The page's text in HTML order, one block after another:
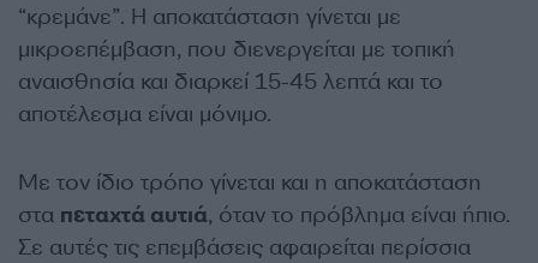
“κρεμάνε”. Η αποκατάσταση γίνεται με
μικροεπέμβαση, που διενεργείται με τοπική
αναισθησία και διαρκεί 15-45 λεπτά και το
αποτέλεσμα είναι μόνιμο.
Με τον ίδιο τρόπο γίνεται και η αποκατάσταση
στα πεταχτά αυτιά, όταν το πρόβλημα είναι ήπιο.
Σε αυτές τις επεμβάσεις αφαιρείται περίσσια